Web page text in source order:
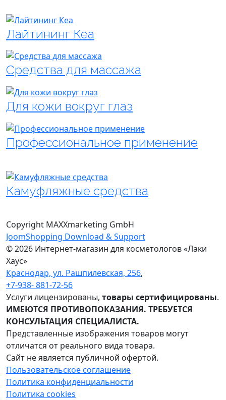
Лайтининг Кеа
Средства для массажа
Для кожи вокруг глаз
Профессиональное применение
Камуфляжные средства
Copyright MAXXmarketing GmbH
JoomShopping Download & Support
© 2026 Интернет-магазин для косметологов «Лаки
Хаус»
Краснодар, ул. Рашпилевская, 256,
+7-938- 881-72-56
Услуги лицензированы, товары сертифицированы.
ИМЕЮТСЯ ПРОТИВОПОКАЗАНИЯ. ТРЕБУЕТСЯ
КОНСУЛЬТАЦИЯ СПЕЦИАЛИСТА.
Представленные изображения товаров могут
отличатся от реального вида товара.
Сайт не является публичной офертой.
Пользовательское соглашение
Политика конфиденциальности
Политика cookies